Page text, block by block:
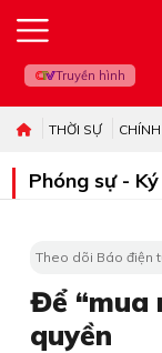
Truyền hình
THỜI SỰ
Phóng sự -
Theo dõi Báo điện
Để “mua
quyền